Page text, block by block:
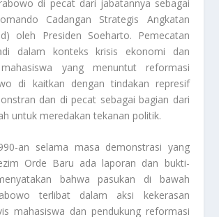
di pecat dari jabatannya sebagai
Cadangan Strategis Angkatan
oleh Presiden Soeharto. Pemecatan
dalam konteks krisis ekonomi dan
yang menuntut reformasi
di kaitkan dengan tindakan represif
dan di pecat sebagai bagian dari
untuk meredakan tekanan politik.
an selama masa demonstrasi yang
Orde Baru ada laporan dan bukti-
bahwa pasukan di bawah
terlibat dalam aksi kekerasan
mahasiswa dan pendukung reformasi